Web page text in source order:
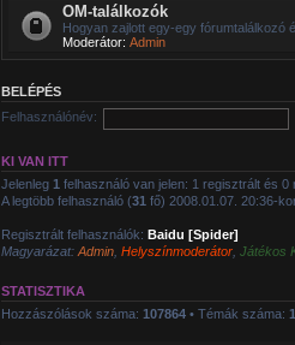
OM-találkozók
Hogyan zajlott egy-egy fórumtalálkozó
Moderátor: Admin
BELÉPÉS
Felhasználónév:
KI VAN ITT
Jelenleg 1 felhasználó van jelen: 1 regisztrált és
A legtöbb felhasználó (31 fő) 2008.01.07. 20:36-
Regisztrált felhasználók: Baidu [Spider]
Magyarázat: Admin Helyszínmoderátor Játékos
STATISZTIKA
Hozzászólások száma: 107864 • Témák száma: